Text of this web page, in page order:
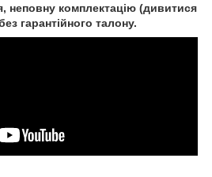
неповну комплектацію (дивитися
гарантійного талону.